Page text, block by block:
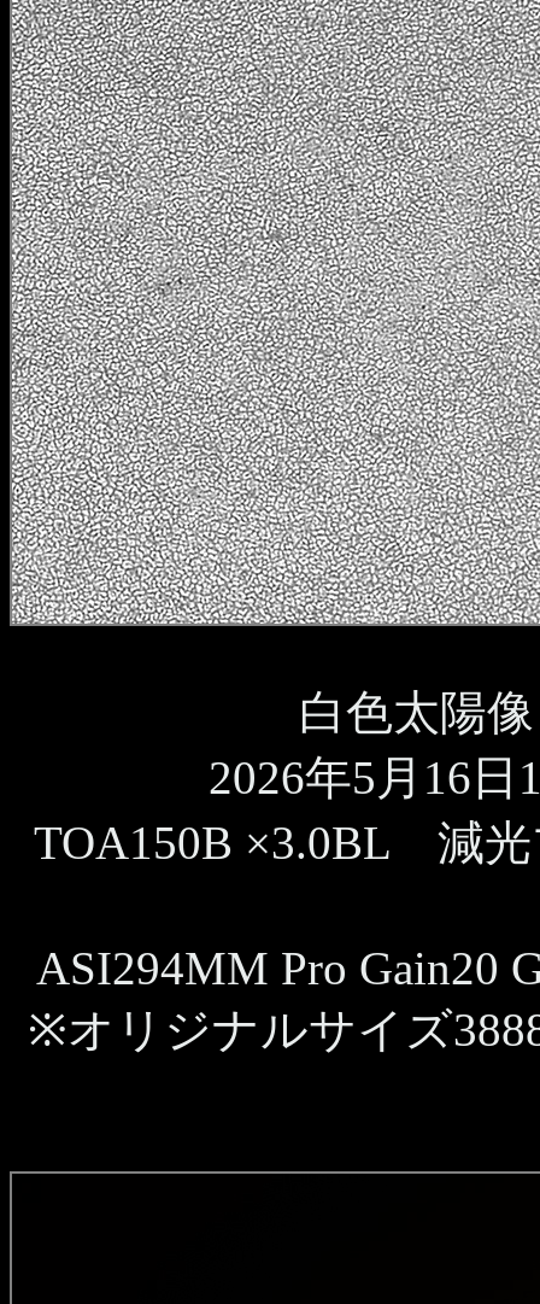
白色太陽
2026年5月16
TOA150B ×3.0BL 減光
ASI294MM Pro Gain20
※オリジナルサイズ